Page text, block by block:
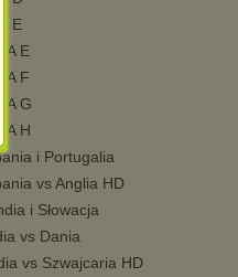
E
E
F
G
H
i Portugalia
vs Anglia HD
i Słowacja
vs Dania
vs Szwajcaria HD